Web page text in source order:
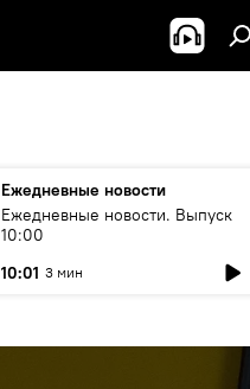
Ежедневные новости
Ежедневные новости. Выпуск
10:00
10:01 3 мин